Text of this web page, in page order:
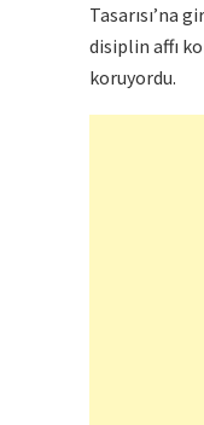
Tasarısı’na
disiplin affı
koruyordu.